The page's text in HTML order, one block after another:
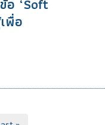
อ ‘Soft
พื่อ